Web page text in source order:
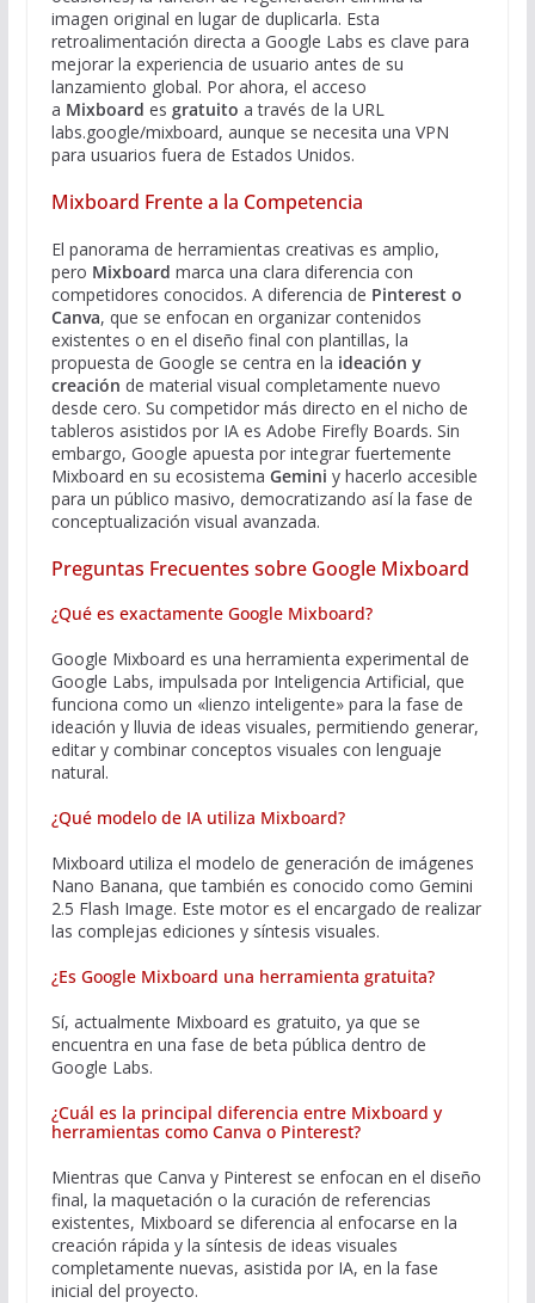
imagen original en lugar de duplicarla. Esta
retroalimentación directa a Google Labs es clave para
mejorar la experiencia de usuario antes de su
lanzamiento global. Por ahora, el acceso
a Mixboard es gratuito a través de la URL
labs.google/mixboard, aunque se necesita una VPN
para usuarios fuera de Estados Unidos.
Mixboard Frente a la Competencia
El panorama de herramientas creativas es amplio,
pero Mixboard marca una clara diferencia con
competidores conocidos. A diferencia de Pinterest o
Canva, que se enfocan en organizar contenidos
existentes o en el diseño final con plantillas, la
propuesta de Google se centra en la ideación y
creación de material visual completamente nuevo
desde cero. Su competidor más directo en el nicho de
tableros asistidos por IA es Adobe Firefly Boards. Sin
embargo, Google apuesta por integrar fuertemente
Mixboard en su ecosistema Gemini y hacerlo accesible
para un público masivo, democratizando así la fase de
conceptualización visual avanzada.
Preguntas Frecuentes sobre Google Mixboard
¿Qué es exactamente Google Mixboard?
Google Mixboard es una herramienta experimental de
Google Labs, impulsada por Inteligencia Artificial, que
funciona como un «lienzo inteligente» para la fase de
ideación y lluvia de ideas visuales, permitiendo generar,
editar y combinar conceptos visuales con lenguaje
natural.
¿Qué modelo de IA utiliza Mixboard?
Mixboard utiliza el modelo de generación de imágenes
Nano Banana, que también es conocido como Gemini
2.5 Flash Image. Este motor es el encargado de realizar
las complejas ediciones y síntesis visuales.
¿Es Google Mixboard una herramienta gratuita?
Sí, actualmente Mixboard es gratuito, ya que se
encuentra en una fase de beta pública dentro de
Google Labs.
¿Cuál es la principal diferencia entre Mixboard y
herramientas como Canva o Pinterest?
Mientras que Canva y Pinterest se enfocan en el diseño
final, la maquetación o la curación de referencias
existentes, Mixboard se diferencia al enfocarse en la
creación rápida y la síntesis de ideas visuales
completamente nuevas, asistida por IA, en la fase
inicial del proyecto.